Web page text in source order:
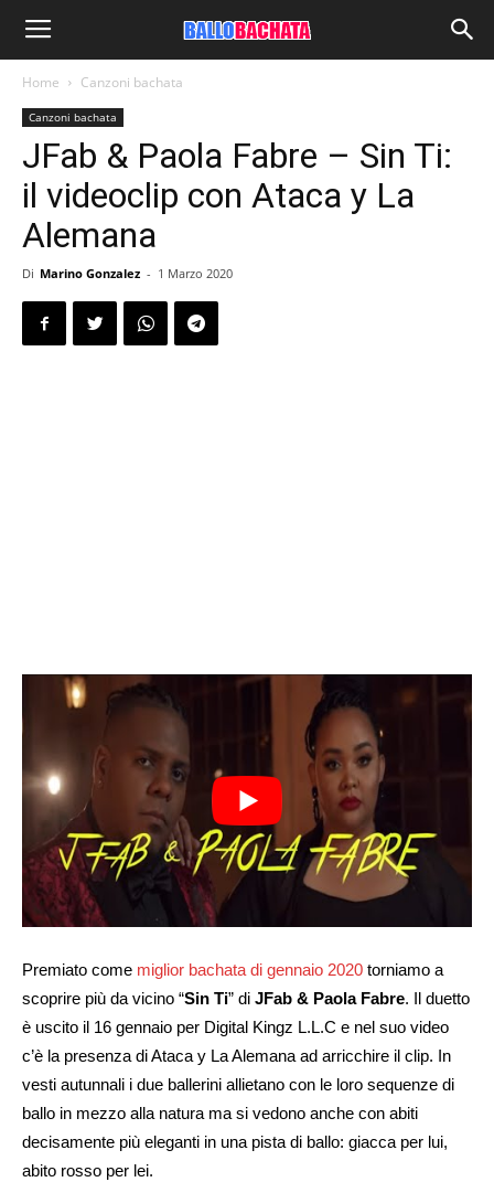
Home Canzoni bachata
Canzoni bachata
JFab & Paola Fabre – Sin Ti:
il videoclip con Ataca y La
Alemana
Di Marino Gonzalez - 1 Marzo 2020
Premiato come miglior bachata di gennaio 2020 torniamo a
scoprire più da vicino “Sin Ti” di JFab & Paola Fabre. Il duetto
è uscito il 16 gennaio per Digital Kingz L.L.C e nel suo video
c’è la presenza di Ataca y La Alemana ad arricchire il clip. In
vesti autunnali i due ballerini allietano con le loro sequenze di
ballo in mezzo alla natura ma si vedono anche con abiti
decisamente più eleganti in una pista di ballo: giacca per lui,
abito rosso per lei.